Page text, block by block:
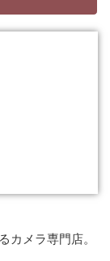
カメラ専門店。